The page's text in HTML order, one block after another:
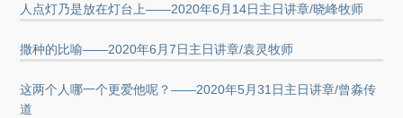
人点灯乃是放在灯台上——2020年6月14日主日讲章/晓峰牧师
撒种的比喻——2020年6月7日主日讲章/袁灵牧师
这两个人哪一个更爱他呢？——2020年5月31日主日讲章/曾淼传
道